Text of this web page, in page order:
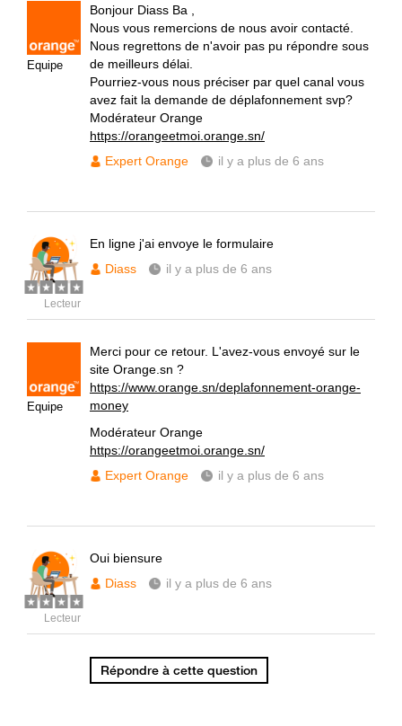
Equipe
Bonjour Diass Ba ,
Nous vous remercions de nous avoir contacté.
Nous regrettons de n'avoir pas pu répondre sous
de meilleurs délai.
Pourriez-vous nous préciser par quel canal vous
avez fait la demande de déplafonnement svp?
Modérateur Orange
https://orangeetmoi.orange.sn/
Expert Orange
il y a plus de 6 ans
Lecteur
En ligne j'ai envoye le formulaire
Diass
il y a plus de 6 ans
Equipe
Merci pour ce retour. L'avez-vous envoyé sur le
site Orange.sn ?
https://www.orange.sn/deplafonnement-orange-
money
Modérateur Orange
https://orangeetmoi.orange.sn/
Expert Orange
il y a plus de 6 ans
Lecteur
Oui biensure
Diass
il y a plus de 6 ans
Répondre à cette question